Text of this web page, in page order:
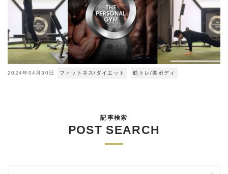
2024年04月30日 フィットネス/ダイエット 筋トレ/美ボディ
記事検索
POST SEARCH